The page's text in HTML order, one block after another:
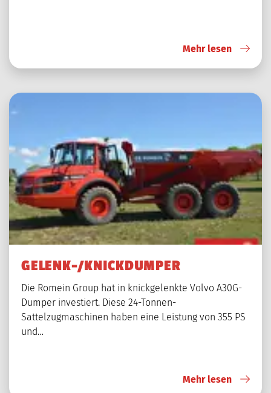
Mehr lesen
GELENK-/KNICKDUMPER
Die Romein Group hat in knickgelenkte Volvo A30G-
Dumper investiert. Diese 24-Tonnen-
Sattelzugmaschinen haben eine Leistung von 355 PS
und…
Mehr lesen